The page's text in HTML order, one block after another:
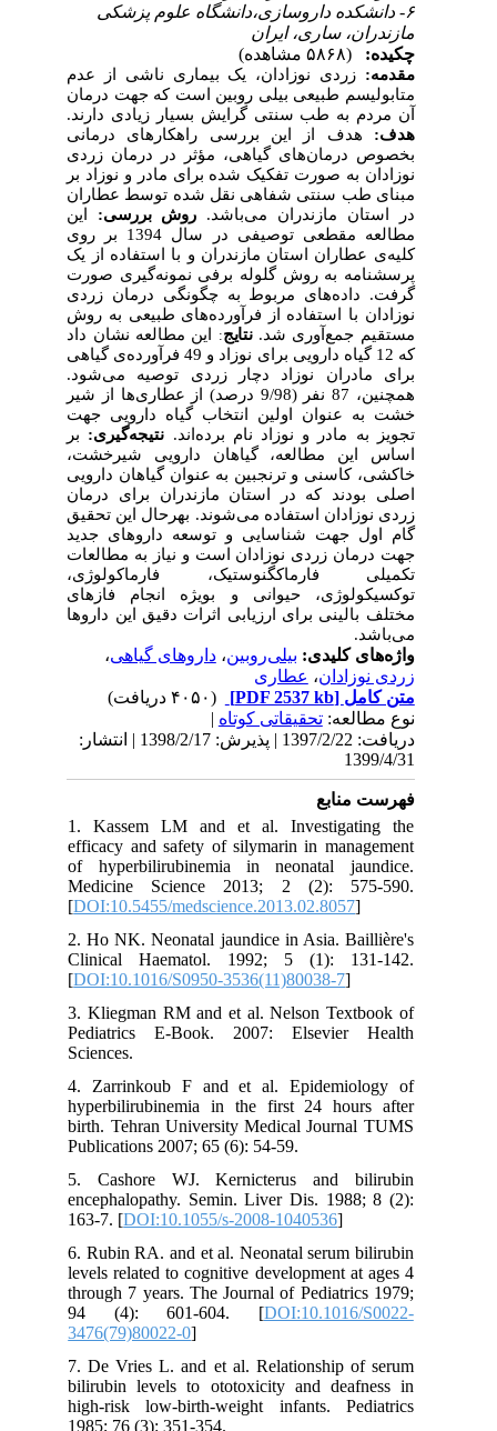
۶- دانشکده داروسازی،دانشگاه علوم پزشکی
مازندران، ساری، ایران
چکیده:
(۵۸۶۸ مشاهده)
مقدمه: زردی نوزادان، یک بیماری ناشی از عدم
متابولیسم طبیعی بیلی روبین است که جهت درمان
آن مردم به طب سنتی گرایش بسیار زیادی دارند.
هدف:
هدف از این بررسی راهکارهای درمانی
بخصوص درمان‌های گیاهی، مؤثر در درمان زردی
نوزادان به صورت تفکیک شده برای مادر و نوزاد بر
مبنای طب سنتی شفاهی نقل شده توسط عطاران
در استان مازندران می‌باشد. روش بررسی: این
مطالعه مقطعی توصیفی در سال 1394 بر روی
کلیه‌ی عطاران استان مازندران و با استفاده از یک
پرسشنامه به روش گلوله برفی نمونه‌گیری صورت
گرفت. داده‌های مربوط به چگونگی درمان زردی
نوزادان با استفاده از فرآورده‌های طبیعی به روش
مستقیم جمع‌آوری شد. نتایج:این مطالعه نشان داد
که 12 گیاه دارویی برای نوزاد و 49 فرآورده‌ی گیاهی
برای مادران نوزاد دچار زردی توصیه می‌شود.
همچنین، 87 نفر (9/98 درصد) از عطاری‌ها از شیر
خشت به عنوان اولین انتخاب گیاه دارویی جهت
تجویز به مادر و نوزاد نام برده‌اند. نتیجه‌گیری:بر
اساس این مطالعه، گیاهان دارویی شیرخشت،
خاکشی، کاسنی و ترنجبین به عنوان گیاهان دارویی
اصلی بودند که در استان مازندران برای درمان
زردی نوزادان استفاده می‌شوند. بهرحال این تحقیق
گام اول جهت شناسایی و توسعه داروهای جدید
جهت درمان زردی نوزادان است و نیاز به مطالعات
تکمیلی فارماکگنوستیک، فارماکولوژی،
توکسیکولوژی، حیوانی و بویژه انجام فازهای
مختلف بالینی برای ارزیابی اثرات دقیق این داروها
می‌باشد.
واژه‌های کلیدی:بیلی‌روبین،داروهای گیاهی،
زردی نوزادان ، عطاری
متن کامل[PDF 2537 kb]
(۴۰۵۰ دریافت)
نوع مطالعه:تحقیقاتی کوتاه|
دریافت: 1397/2/22 | پذیرش: 1398/2/17 | انتشار:
1399/4/31
فهرست منابع
1. Kassem LM and et al. Investigating the
efficacy and safety of silymarin in management
of hyperbilirubinemia in neonatal jaundice.
Medicine Science 2013; 2 (2): 575-590.
[DOI:10.5455/medscience.2013.02.8057
2. Ho NK. Neonatal jaundice in Asia. Baillière's
Clinical Haematol. 1992; 5 (1): 131-142.
[DOI:10.1016/S0950-3536(11)80038-7
3. Kliegman RM and et al. Nelson Textbook of
Pediatrics E-Book. 2007: Elsevier Health
Sciences.
4. Zarrinkoub F and et al. Epidemiology of
hyperbilirubinemia in the first 24 hours after
birth. Tehran University Medical Journal TUMS
Publications 2007; 65 (6): 54-59.
5. Cashore WJ. Kernicterus and bilirubin
encephalopathy. Semin. Liver Dis. 1988; 8 (2):
163-7. [DOI:10.1055/s-2008-1040536
6. Rubin RA. and et al. Neonatal serum bilirubin
levels related to cognitive development at ages 4
through 7 years. The Journal of Pediatrics 1979;
94 (4): 601-604. [DOI:10.1016/S0022-
3476(79)80022-0
7. De Vries L. and et al. Relationship of serum
bilirubin levels to ototoxicity and deafness in
high-risk low-birth-weight infants. Pediatrics
1985; 76 (3): 351-354.